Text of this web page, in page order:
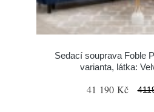
Sedací souprava Foble
varianta, látka:
41 190 Kč